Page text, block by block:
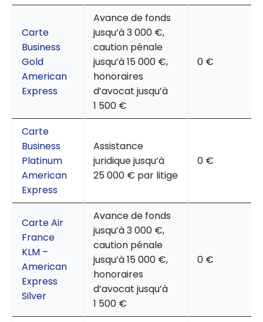
Carte
Business
Gold
American
Express
Avance de fonds
jusqu’à 3 000 €,
caution pénale
jusqu’à 15 000 €,
honoraires
d’avocat jusqu’à
1 500 €
0 €
Carte
Business
Platinum
American
Express
Assistance
juridique jusqu’à
25 000 € par litige
0 €
Carte Air
France
KLM –
American
Express
Silver
Avance de fonds
jusqu’à 3 000 €,
caution pénale
jusqu’à 15 000 €,
honoraires
d’avocat jusqu’à
1 500 €
0 €